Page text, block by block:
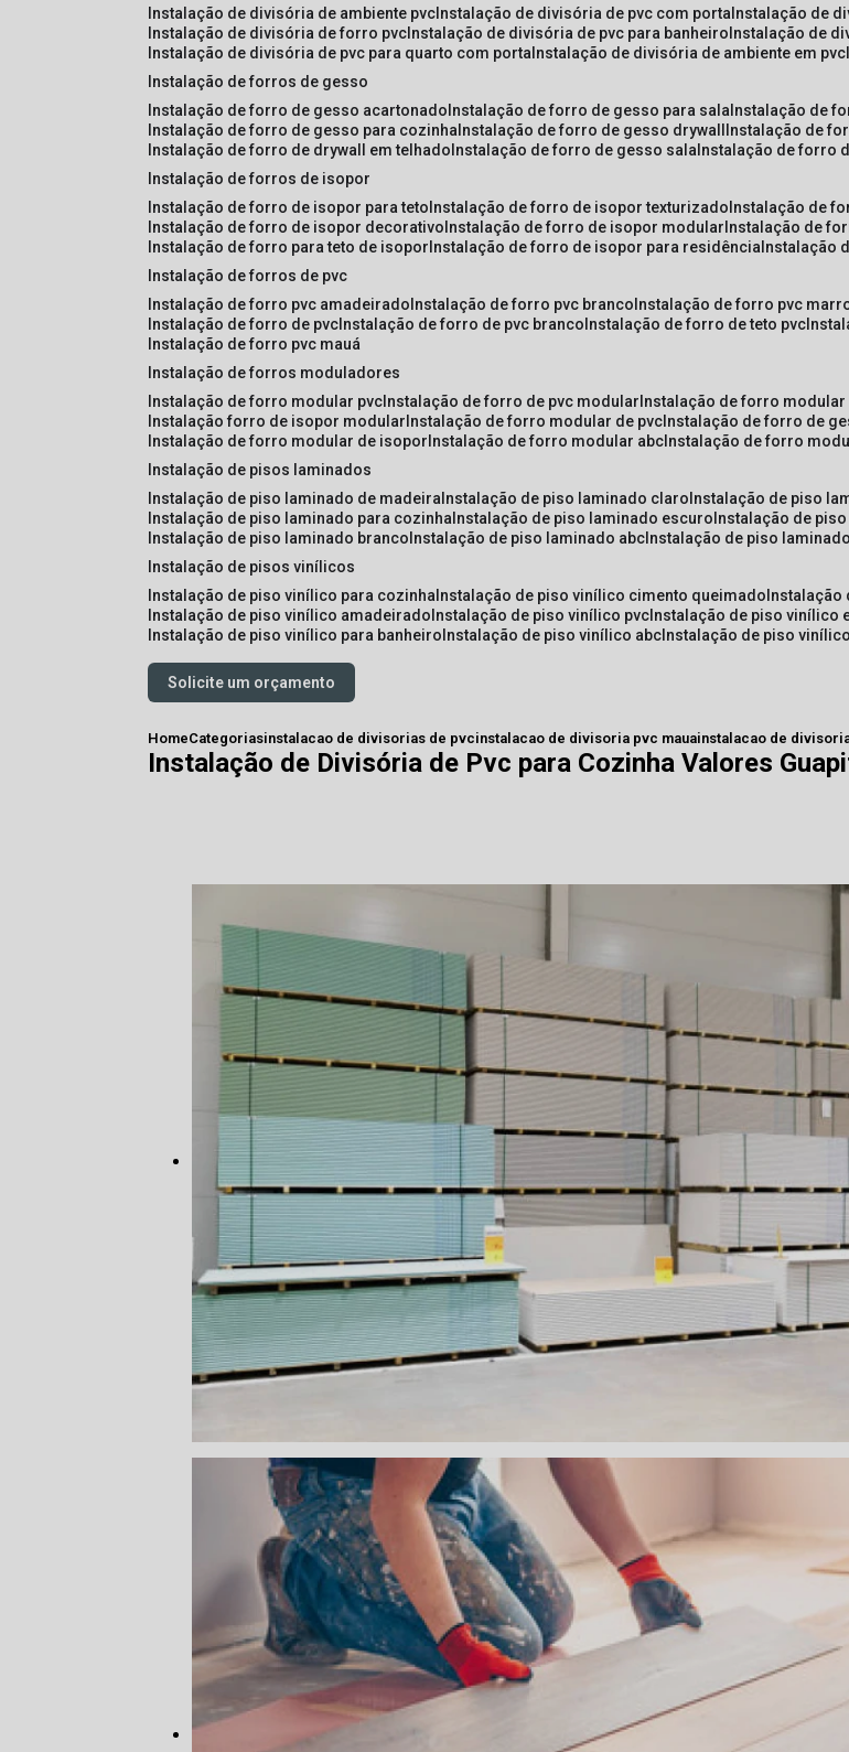
instalação de divisória de ambiente pvc instalação de divisória de pvc com porta instalação de
instalação de divisória de forro pvc instalação de divisória de pvc para banheiro instalação de
instalação de divisória de pvc para quarto com porta instalação de divisória de ambiente em pvc
instalação de forros de gesso
instalação de forro de gesso acartonado instalação de forro de gesso para sala instalação de
instalação de forro de gesso para cozinha instalação de forro de gesso drywall instalação de
instalação de forro de drywall em telhado instalação de forro de gesso sala instalação de forro
instalação de forros de isopor
instalação de forro de isopor para teto instalação de forro de isopor texturizado instalação de
instalação de forro de isopor decorativo instalação de forro de isopor modular instalação de
instalação de forro para teto de isopor instalação de forro de isopor para residência instalação
instalação de forros de pvc
instalação de forro pvc amadeirado instalação de forro pvc branco instalação de forro pvc
instalação de forro de pvc instalação de forro de pvc branco instalação de forro de teto pvc
instalação de forro pvc mauá
instalação de forros moduladores
instalação de forro modular pvc instalação de forro de pvc modular instalação de forro modular
instalação forro de isopor modular instalação de forro modular de pvc instalação de forro de
instalação de forro modular de isopor instalação de forro modular abc instalação de forro
instalação de pisos laminados
instalação de piso laminado de madeira instalação de piso laminado claro instalação de piso
instalação de piso laminado para cozinha instalação de piso laminado escuro instalação de
instalação de piso laminado branco instalação de piso laminado abc instalação de piso
instalação de pisos vinílicos
instalação de piso vinílico para cozinha instalação de piso vinílico cimento queimado
instalação de piso vinílico amadeirado instalação de piso vinílico pvc instalação de piso vinílico
instalação de piso vinílico para banheiro instalação de piso vinílico abc instalação de piso
Solicite um orçamento
HomeCategoriasinstalacao de divisorias de pvcinstalacao de divisoria pvc mauainstalacao de
Instalação de Divisória de Pvc para Cozinha Valores